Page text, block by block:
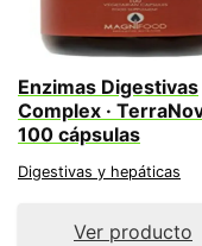
Enzimas Digestivas
Complex ·
100 cápsulas
Digestivas y hepáticas
Ver producto